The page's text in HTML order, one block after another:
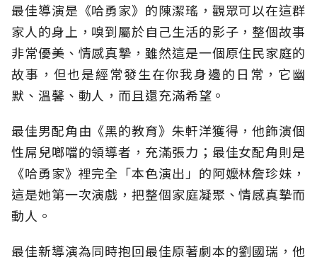
最佳導演是《哈勇家》的陳潔瑤，觀眾可以在這群
家人的身上，嗅到屬於自己生活的影子，整個故事
非常優美、情感真摯，雖然這是一個原住民家庭的
故事，但也是經常發生在你我身邊的日常，它幽
默、溫馨、動人，而且還充滿希望。
最佳男配角由《黑的教育》朱軒洋獲得，他飾演個
性屌兒啷噹的領導者，充滿張力；最佳女配角則是
《哈勇家》裡完全「本色演出」的阿嬤林詹珍妹，
這是她第一次演戲，把整個家庭凝聚、情感真摯而
動人。
最佳新導演為同時抱回最佳原著劇本的劉國瑞，他